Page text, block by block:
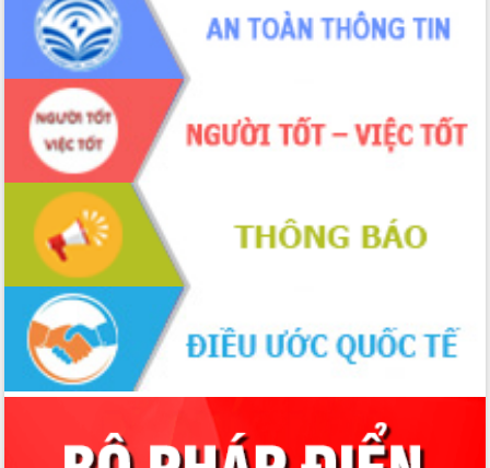
Đề án 06 tạo bước ngoặt đột phá trong
cải cách hành chính tỉnh Đắk Lắk
Kết nối tour, đẩy mạnh chuyển đổi số
để phát triển du lịch Đắk Lắk
Khởi động Dự án Đầu tư xây dựng hạ
tầng kỹ thuật Cụm công nghiệp Tân
Tiến
Gặp mặt các cơ quan báo chí nhân Kỷ
niệm 101 năm Ngày Báo chí Cách
mạng Việt Nam
Đắk Lắk sơ kết 4 năm triển khai thực
hiện Đề án 06 của Chính phủ
Họp báo thông tin về Hội nghị Công bố
Quy hoạch và Xúc tiến đầu tư tỉnh Đắk
Lắk
Khơi thông điểm nghẽn, đẩy nhanh
giải ngân vốn khắc phục thiên tai
HĐND tỉnh thông qua điều chỉnh Quy
hoạch tỉnh thời kỳ 2021-2030